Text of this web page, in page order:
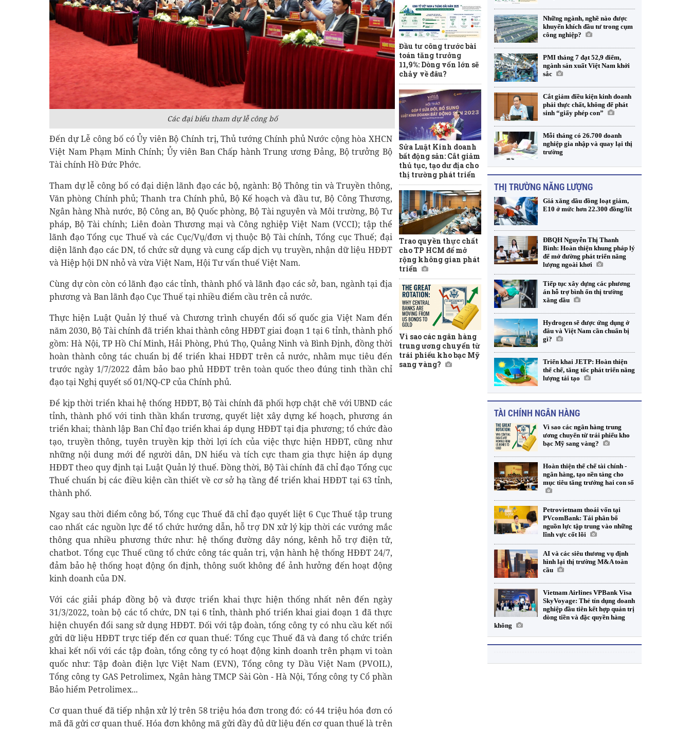
Các đại biểu tham dự lễ công bố
Đến dự Lễ công bố có Ủy viên Bộ Chính trị, Thủ tướng Chính phủ Nước cộng hòa XHCN
Việt Nam Phạm Minh Chính; Ủy viên Ban Chấp hành Trung ương Đảng, Bộ trưởng Bộ
Tài chính Hồ Đức Phớc.
Tham dự lễ công bố có đại diện lãnh đạo các bộ, ngành: Bộ Thông tin và Truyền thông,
Văn phòng Chính phủ; Thanh tra Chính phủ, Bộ Kế hoạch và đầu tư, Bộ Công Thương,
Ngân hàng Nhà nước, Bộ Công an, Bộ Quốc phòng, Bộ Tài nguyên và Môi trường, Bộ Tư
pháp, Bộ Tài chính; Liên đoàn Thương mại và Công nghiệp Việt Nam (VCCI); tập thể
lãnh đạo Tổng cục Thuế và các Cục/Vụ/đơn vị thuộc Bộ Tài chính, Tổng cục Thuế; đại
diện lãnh đạo các DN, tổ chức sử dụng và cung cấp dịch vụ truyền, nhận dữ liệu HĐĐT
và Hiệp hội DN nhỏ và vừa Việt Nam, Hội Tư vấn thuế Việt Nam.
Cùng dự còn còn có lãnh đạo các tỉnh, thành phố và lãnh đạo các sở, ban, ngành tại địa
phương và Ban lãnh đạo Cục Thuế tại nhiều điểm cầu trên cả nước.
Thực hiện Luật Quản lý thuế và Chương trình chuyển đổi số quốc gia Việt Nam đến
năm 2030, Bộ Tài chính đã triển khai thành công HĐĐT giai đoạn 1 tại 6 tỉnh, thành phố
gồm: Hà Nội, TP Hồ Chí Minh, Hải Phòng, Phú Thọ, Quảng Ninh và Bình Định, đồng thời
hoàn thành công tác chuẩn bị để triển khai HĐĐT trên cả nước, nhằm mục tiêu đến
trước ngày 1/7/2022 đảm bảo bao phủ HĐĐT trên toàn quốc theo đúng tinh thần chỉ
đạo tại Nghị quyết số 01/NQ-CP của Chính phủ.
Để kịp thời triển khai hệ thống HĐĐT, Bộ Tài chính đã phối hợp chặt chẽ với UBND các
tỉnh, thành phố với tinh thần khẩn trương, quyết liệt xây dựng kế hoạch, phương án
triển khai; thành lập Ban Chỉ đạo triển khai áp dụng HĐĐT tại địa phương; tổ chức đào
tạo, truyền thông, tuyên truyền kịp thời lợi ích của việc thực hiện HĐĐT, cũng như
những nội dung mới để người dân, DN hiểu và tích cực tham gia thực hiện áp dụng
HĐĐT theo quy định tại Luật Quản lý thuế. Đồng thời, Bộ Tài chính đã chỉ đạo Tổng cục
Thuế chuẩn bị các điều kiện cần thiết về cơ sở hạ tầng để triển khai HĐĐT tại 63 tỉnh,
thành phố.
Ngay sau thời điểm công bố, Tổng cục Thuế đã chỉ đạo quyết liệt 6 Cục Thuế tập trung
cao nhất các nguồn lực để tổ chức hướng dẫn, hỗ trợ DN xử lý kịp thời các vướng mắc
thông qua nhiều phương thức như: hệ thống đường dây nóng, kênh hỗ trợ điện tử,
chatbot. Tổng cục Thuế cũng tổ chức công tác quản trị, vận hành hệ thống HĐĐT 24/7,
đảm bảo hệ thống hoạt động ổn định, thông suốt không để ảnh hưởng đến hoạt động
kinh doanh của DN.
Với các giải pháp đồng bộ và được triển khai thực hiện thống nhất nên đến ngày
31/3/2022, toàn bộ các tổ chức, DN tại 6 tỉnh, thành phố triển khai giai đoạn 1 đã thực
hiện chuyển đổi sang sử dụng HĐĐT. Đối với tập đoàn, tổng công ty có nhu cầu kết nối
gửi dữ liệu HĐĐT trực tiếp đến cơ quan thuế: Tổng cục Thuế đã và đang tổ chức triển
khai kết nối với các tập đoàn, tổng công ty có hoạt động kinh doanh trên phạm vi toàn
quốc như: Tập đoàn điện lực Việt Nam (EVN), Tổng công ty Dầu Việt Nam (PVOIL),
Tổng công ty GAS Petrolimex, Ngân hàng TMCP Sài Gòn - Hà Nội, Tổng công ty Cổ phần
Bảo hiểm Petrolimex...
Cơ quan thuế đã tiếp nhận xử lý trên 58 triệu hóa đơn trong đó: có 44 triệu hóa đơn có
mã đã gửi cơ quan thuế. Hóa đơn không mã gửi đầy đủ dữ liệu đến cơ quan thuế là trên
Đầu tư công trước bài
toán tăng trưởng
11,9%: Dòng vốn lớn sẽ
chảy về đâu?
Sửa Luật Kinh doanh
bất động sản: Cắt giảm
thủ tục, tạo dư địa cho
thị trường phát triển
Trao quyền thực chất
cho TP HCM để mở
rộng không gian phát
triển
Vì sao các ngân hàng
trung ương chuyển từ
trái phiếu kho bạc Mỹ
sang vàng?
Những ngành, nghề nào được
khuyến khích đầu tư trong cụm
công nghiệp?
PMI tháng 7 đạt 52,9 điểm,
ngành sản xuất Việt Nam khởi
sắc
Cắt giảm điều kiện kinh doanh
phải thực chất, không để phát
sinh “giấy phép con”
Mỗi tháng có 26.700 doanh
nghiệp gia nhập và quay lại thị
trường
THỊ TRƯỜNG NĂNG LƯỢNG
Giá xăng dầu đồng loạt giảm,
E10 ở mức hơn 22.300 đồng/lít
ĐBQH Nguyễn Thị Thanh
Bình: Hoàn thiện khung pháp lý
để mở đường phát triển năng
lượng ngoài khơi
Tiếp tục xây dựng các phương
án hỗ trợ bình ổn thị trường
xăng dầu
Hydrogen sẽ được ứng dụng ở
đâu và Việt Nam cần chuẩn bị
gì?
Triển khai JETP: Hoàn thiện
thể chế, tăng tốc phát triển năng
lượng tái tạo
TÀI CHÍNH NGÂN HÀNG
Vì sao các ngân hàng trung
ương chuyển từ trái phiếu kho
bạc Mỹ sang vàng?
Hoàn thiện thể chế tài chính -
ngân hàng, tạo nền tảng cho
mục tiêu tăng trưởng hai con số
Petrovietnam thoái vốn tại
PVcomBank: Tái phân bổ
nguồn lực tập trung vào những
lĩnh vực cốt lõi
AI và các siêu thương vụ định
hình lại thị trường M&A toàn
cầu
Vietnam Airlines VPBank Visa
SkyVoyage: Thẻ tín dụng doanh
nghiệp đầu tiên kết hợp quản trị
dòng tiền và đặc quyền hàng
không